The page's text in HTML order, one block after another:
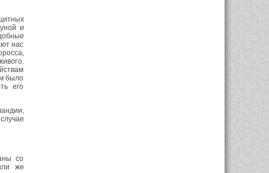
и
нас
было
его
со
же